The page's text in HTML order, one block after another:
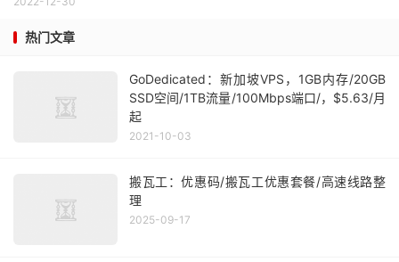
热门文章
GoDedicated：新加坡VPS，1GB内存/20GB
SSD空间/1TB流量/100Mbps端口/，$5.63/月
起
2021-10-03
搬瓦工：优惠码/搬瓦工优惠套餐/高速线路整
理
2025-09-17